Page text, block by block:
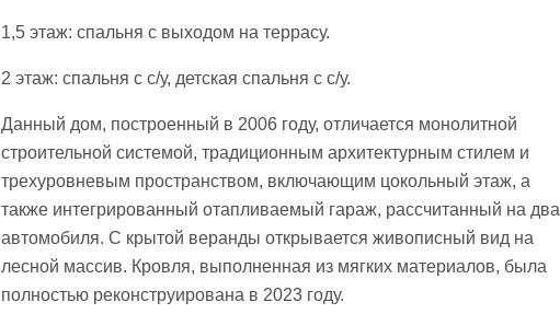
1,5 этаж: спальня с выходом на террасу.
2 этаж: спальня с с/у, детская спальня с с/у.
Данный дом, построенный в 2006 году, отличается монолитной
строительной системой, традиционным архитектурным стилем и
трехуровневым пространством, включающим цокольный этаж, а
также интегрированный отапливаемый гараж, рассчитанный на два
автомобиля. С крытой веранды открывается живописный вид на
лесной массив. Кровля, выполненная из мягких материалов, была
полностью реконструирована в 2023 году.